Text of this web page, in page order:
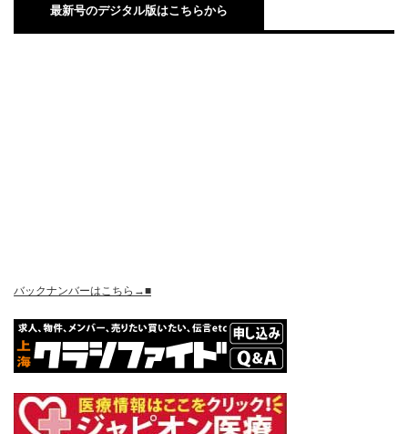
最新号のデジタル版はこちらから
バックナンバーはこちら→■